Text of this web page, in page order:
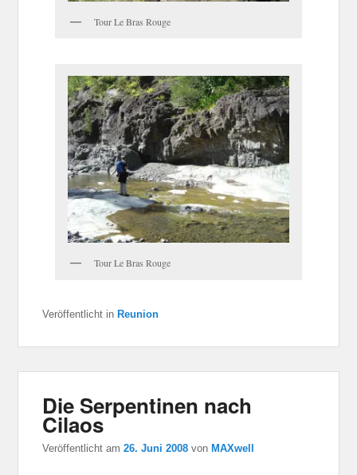
Tour Le Bras Rouge
Tour Le Bras Rouge
Veröffentlicht in Reunion
Die Serpentinen nach
Cilaos
Veröffentlicht am26. Juni 2008 von MAXwell